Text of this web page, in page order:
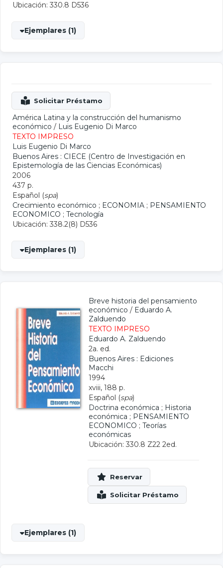
Ubicación: 330.8 D536
Ejemplares (1)
América Latina y la construcción del humanismo
económico / Luis Eugenio Di Marco
TEXTO IMPRESO
Luis Eugenio Di Marco
Buenos Aires : CIECE (Centro de Investigación en
Epistemología de las Ciencias Económicas)
2006
437 p.
Español (spa)
Crecimiento económico ; ECONOMIA ; PENSAMIENTO
ECONOMICO ; Tecnología
Ubicación: 338.2(8) D536
Ejemplares (1)
Breve historia del pensamiento
económico / Eduardo A.
Zalduendo
TEXTO IMPRESO
Eduardo A. Zalduendo
2a. ed.
Buenos Aires : Ediciones
Macchi
1994
xviii, 188 p.
Español (spa)
Doctrina económica ; Historia
económica ; PENSAMIENTO
ECONOMICO ; Teorías
económicas
Ubicación: 330.8 Z22 2ed.
Ejemplares (1)